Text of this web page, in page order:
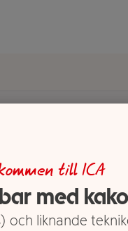
till ICA
med
och liknande